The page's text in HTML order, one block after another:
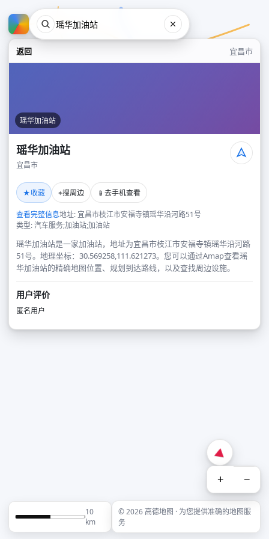
返回 宜昌市
瑶华加油站
瑶华加油站
宜昌市
★收藏 ⌖搜周边 📱 去手机查看
查看完整信息地址: 宜昌市枝江市安福寺镇瑶华沿河路51号
类型: 汽车服务;加油站;加油站
瑶华加油站是一家加油站，地址为宜昌市枝江市安福寺镇瑶华沿河路
51号。地理坐标：30.569258,111.621273。您可以通过Amap查看瑶
华加油站的精确地图位置、规划到达路线，以及查找周边设施。
用户评价
匿名用户
+ −
10
km
© 2026 高德地图 · 为您提供准确的地图服
务